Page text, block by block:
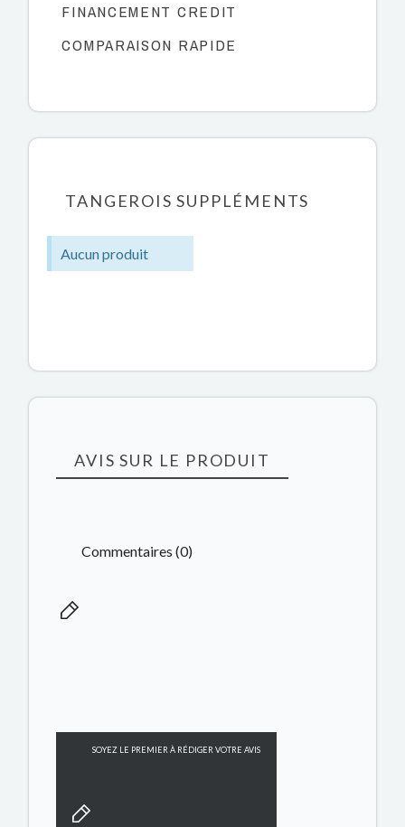
FINANCEMENT CREDIT
COMPARAISON RAPIDE
TANGEROIS SUPPLÉMENTS
Aucun produit
AVIS SUR LE PRODUIT
Commentaires (0)
SOYEZ LE PREMIER À RÉDIGER VOTRE AVIS